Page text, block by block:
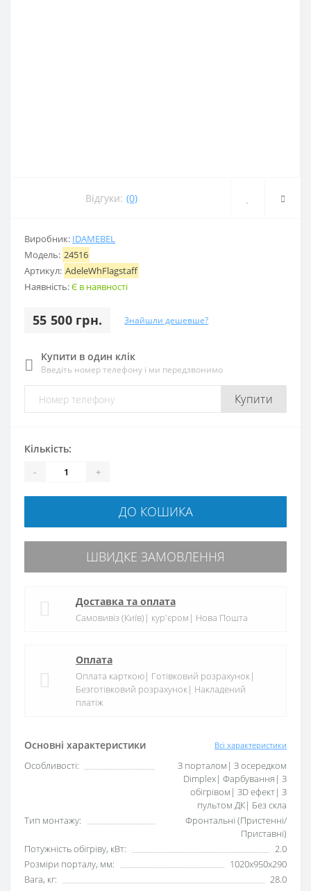
Відгуки: (0)
Виробник: IDAMEBEL
Модель: 24516
Артикул: AdeleWhFlagstaff
Наявність:Є в наявності
55 500 грн. Знайшли дешевше?
Купити в один клік
Введіть номер телефону і ми передзвонимо
Купити
Основні характеристики Всі характеристики
Особливості:
З порталом| З осередком
Dimplex| Фарбування| З
обігрівом| 3D ефект| З
пультом ДК| Без скла
Тип монтажу:
Фронтальні (Пристенні/
Приставні)
Потужність обігріву, кВт:
2.0
Розміри порталу, мм:
1020x950x290
Вага, кг:
28.0
Кількість:
- +
ДО КОШИКА
ШВИДКЕ ЗАМОВЛЕННЯ
Доставка та оплата
Самовивіз (Київ)| кур'єром| Нова Пошта
Оплата
Оплата карткою| Готівковий розрахунок|
Безготівковий розрахунок| Накладений
платіж